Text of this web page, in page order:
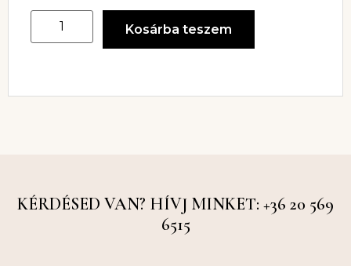
Kosárba teszem
KÉRDÉSED VAN? HÍVJ MINKET: +36 20 569
6515